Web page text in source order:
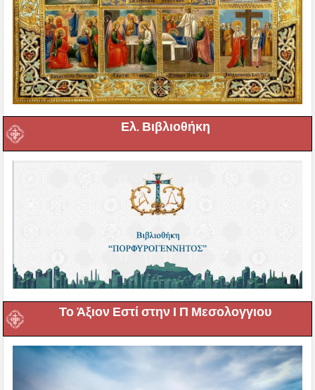
Ελ. Βιβλιοθήκη
Το Άξιον Εστί στην Ι Π Μεσολογγιου